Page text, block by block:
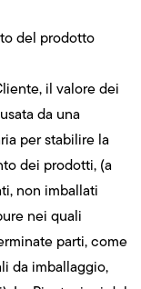
del prodotto
il valore dei
da una
per stabilire la
dei prodotti, (a
non imballati
nei quali
parti, come
da imballaggio,